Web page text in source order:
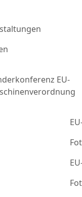
EU-